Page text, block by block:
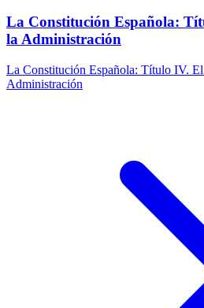
La Constitución Española:
la Administración
La Constitución Española: Título IV.
Administración